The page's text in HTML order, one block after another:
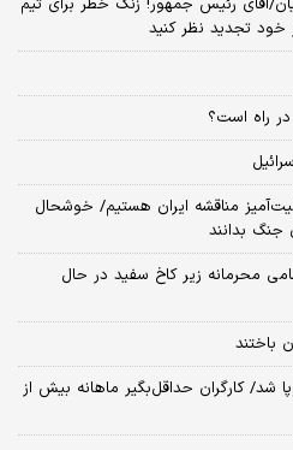
خود تجدید نظر کنید
در راه است؟
مناقشه ایران هستیم/ خوشحال
جنگ بدانند
محرمانه زیر کاخ سفید در حال
شد/ کارگران حداقل‌بگیر ماهانه بیش از